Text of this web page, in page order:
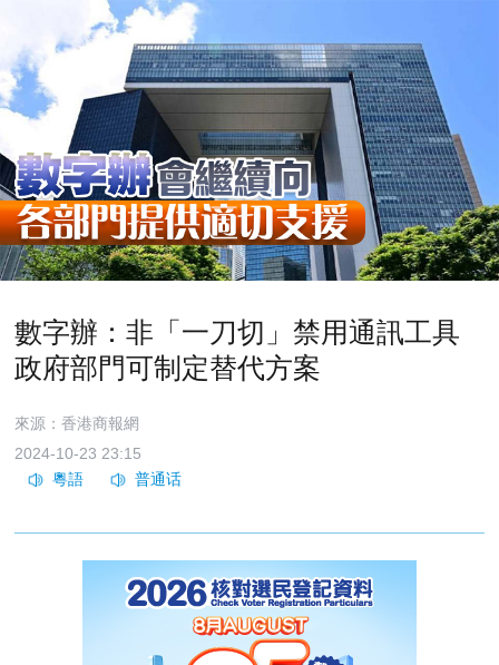
數字辦：非「一刀切」禁用通訊工具
政府部門可制定替代方案
來源：香港商報網
2024-10-23 23:15